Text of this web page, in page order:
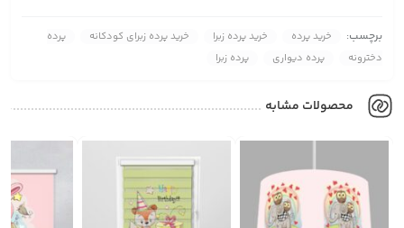
برچسب: خرید پرده خرید پرده زبرا خرید پرده زبرای کودکانه
پرده
دخترونه
پرده دیواری پرده زبرا
محصولات مشابه